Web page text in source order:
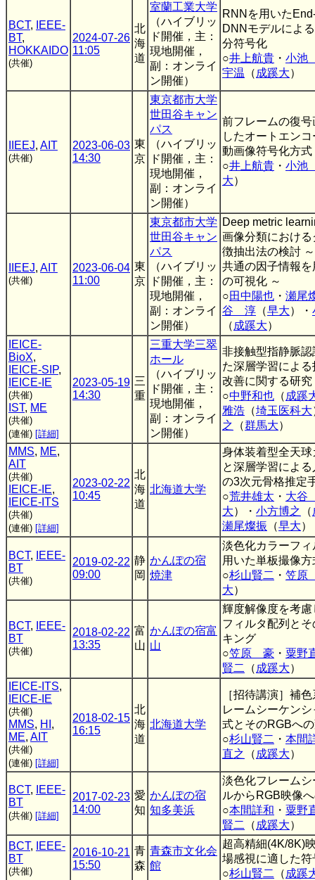
BCT,
IEEE-
BT,
HOKKAIDO
(共催)
2024-07-26
11:05
北
海
道
室蘭工業大学
（ハイブリッ
ド開催，主：
現地開催，
副：オンライ
ン開催）
RNNを用いた
DNNモデルによ
分符号化
○井上航貴 ・ 小
宇温 （ 成蹊大）
IIEEJ, AIT
(共催)
2023-06-03
14:30
東
京
東京都市大学
世田谷キャン
パス
（ハイブリッ
ド開催，主：
現地開催，
副：オンライ
ン開催）
前フレームの復
したオートエン
動画像符号化方式
○井上航貴 ・ 小
大）
IIEEJ, AIT
(共催)
2023-06-04
11:00
東
京
東京都市大学
世田谷キャン
パス
（ハイブリッ
ド開催，主：
現地開催，
副：オンライ
ン開催）
Deep metric
画像分類におけ
徴抽出法の検討
共通の因子情報
の可視化 ～
○田中陽也 ・ 瀬尾
谷 淳 （早大）・
（ 成蹊大）
IEICE-
BioX,
IEICE-SIP,
IEICE-IE
(共催)
IST, ME
(共催)
(連催) [詳細]
2023-05-19
14:30
三
重
三重大学三翠
ホール
（ハイブリッ
ド開催，主：
現地開催，
副：オンライ
ン開催）
非接触型指静脈
た深層学習によ
改善に関する研究
○中野和也 （ 成蹊
雅浩 （埼玉医科大
之
（群馬大）
MMS, ME,
AIT
(共催)
IEICE-IE,
IEICE-ITS
(共催)
(連催) [詳細]
2023-02-22
10:45
北
海
道
北海道大学
身体装着型全天
と深層学習によ
の3次元骨格推定
○荒井雄太 ・ 大
大）・ 小方博之 （
瀬尾燦振 （早大）
BCT,
IEEE-
BT
(共催)
2019-02-22
09:00
静
岡
かんぽの宿
焼津
淡色化カラーフ
用いた単板撮像方
○杉山賢二 ・ 笠
大）
BCT,
IEEE-
BT
(共催)
2018-02-22
13:35
富
山
かんぽの宿富
山
輝度解像度を考
フィルタ配列と
キング
○笠原 豪 ・ 粟野
賢二
（ 成蹊大）
IEICE-ITS,
IEICE-IE
(共催)
MMS, HI ,
ME, AIT
(共催)
(連催) [詳細]
2018-02-15
16:15
北
海
道
北海道大学
［招待講演］補
レームシーケン
式とそのRGBへ
○杉山賢二 ・ 本間
直之
（ 成蹊大）
BCT,
IEEE-
BT
(共催) [詳細]
2017-02-23
14:00
愛
知
かんぽの宿
知多美浜
淡色化フレーム
ルからRGB映像
○本間詳和 ・ 粟野
賢二
（ 成蹊大）
BCT,
IEEE-
BT
(共催)
2016-10-21
15:50
青
森
青森市文化会
館
超高精細(4K/8K)
場感視に適した符
○杉山賢二 （ 成蹊